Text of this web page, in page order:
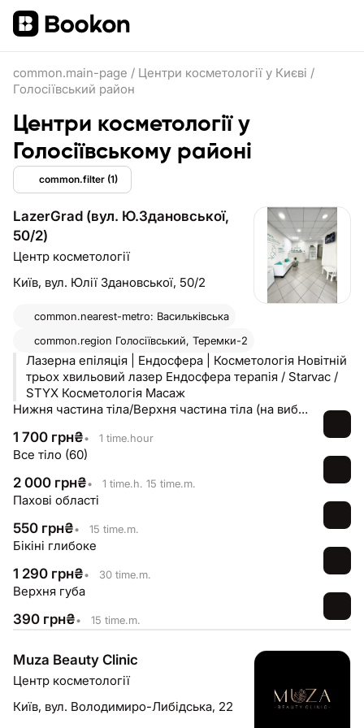
common.main-page / Центри косметології у Києві /
Голосіївський район
Центри косметології у
Голосіївському районі
common.filter (1)
LazerGrad (вул. Ю.Здановської,
50/2)
Центр косметології
Київ, вул. Юлії Здановської, 50/2
common.nearest-metro: Васильківська
common.region Голосіївський, Теремки-2
Лазерна епіляція | Ендосфера | Косметологія Новітній
трьох хвильовий лазер Ендосфера терапія / Starvac /
STYX Косметологія Масаж
Нижня частина тіла/Верхня частина тіла (на вибір)
1 700 грн₴• 1 time.hour
Все тіло (60)
2 000 грн₴• 1 time.h. 15 time.m.
Пахові області
550 грн₴• 15 time.m.
Бікіні глибоке
1 290 грн₴• 30 time.m.
Верхня губа
390 грн₴• 15 time.m.
Muza Beauty Clinic
Центр косметології
Київ, вул. Володимиро-Либідська, 22